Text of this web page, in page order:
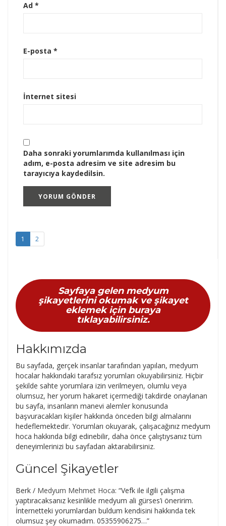
Ad *
E-posta *
İnternet sitesi
Daha sonraki yorumlarımda kullanılması için
adım, e-posta adresim ve site adresim bu
tarayıcıya kaydedilsin.
1 2
Sayfaya gelen medyum
şikayetlerini okumak ve şikayet
eklemek için buraya
tıklayabilirsiniz.
Hakkımızda
Bu sayfada, gerçek insanlar tarafından yapılan, medyum
hocalar hakkındaki tarafsız yorumları okuyabilirsiniz. Hiçbir
şekilde sahte yorumlara izin verilmeyen, olumlu veya
olumsuz, her yorum hakaret içermediği takdirde onaylanan
bu sayfa, insanların manevi alemler konusunda
başvuracakları kişiler hakkında önceden bilgi almalarını
hedeflemektedir. Yorumları okuyarak, çalışacağınız medyum
hoca hakkında bilgi edinebilir, daha önce çalıştıysanız tüm
deneyimlerinizi bu sayfadan aktarabilirsiniz.
Güncel Şikayetler
Berk / Medyum Mehmet Hoca: “Vefk ile ilgili çalışma
yaptıracaksanız kesinlikle medyum ali gürses’i öneririm.
İnternetteki yorumlardan buldum kendisini hakkında tek
olumsuz şey okumadım. 05355906275…”